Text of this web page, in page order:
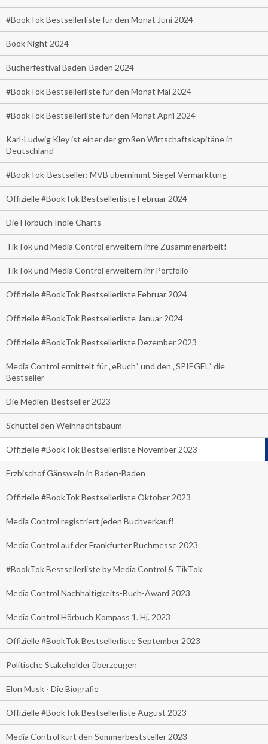
#BookTok Bestsellerliste für den Monat Juni 2024
Book Night 2024
Bücherfestival Baden-Baden 2024
#BookTok Bestsellerliste für den Monat Mai 2024
#BookTok Bestsellerliste für den Monat April 2024
Karl-Ludwig Kley ist einer der großen Wirtschaftskapitäne in
Deutschland
#BookTok-Bestseller: MVB übernimmt Siegel-Vermarktung
Offizielle #BookTok Bestsellerliste Februar 2024
Die Hörbuch Indie Charts
TikTok und Media Control erweitern ihre Zusammenarbeit!
TikTok und Media Control erweitern ihr Portfolio
Offizielle #BookTok Bestsellerliste Februar 2024
Offizielle #BookTok Bestsellerliste Januar 2024
Offizielle #BookTok Bestsellerliste Dezember 2023
Media Control ermittelt für „eBuch“ und den „SPIEGEL“ die
Bestseller
Die Medien-Bestseller 2023
Schüttel den Weihnachtsbaum
Offizielle #BookTok Bestsellerliste November 2023
Erzbischof Gänswein in Baden-Baden
Offizielle #BookTok Bestsellerliste Oktober 2023
Media Control registriert jeden Buchverkauf!
Media Control auf der Frankfurter Buchmesse 2023
#BookTok Bestsellerliste by Media Control & TikTok
Media Control Nachhaltigkeits-Buch-Award 2023
Media Control Hörbuch Kompass 1. Hj. 2023
Offizielle #BookTok Bestsellerliste September 2023
Politische Stakeholder überzeugen
Elon Musk - Die Biografie
Offizielle #BookTok Bestsellerliste August 2023
Media Control kürt den Sommerbeststeller 2023